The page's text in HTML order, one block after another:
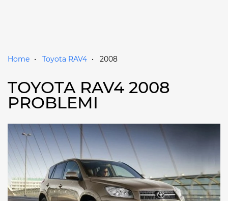
Home Toyota RAV4 2008
TOYOTA RAV4 2008
PROBLEMI